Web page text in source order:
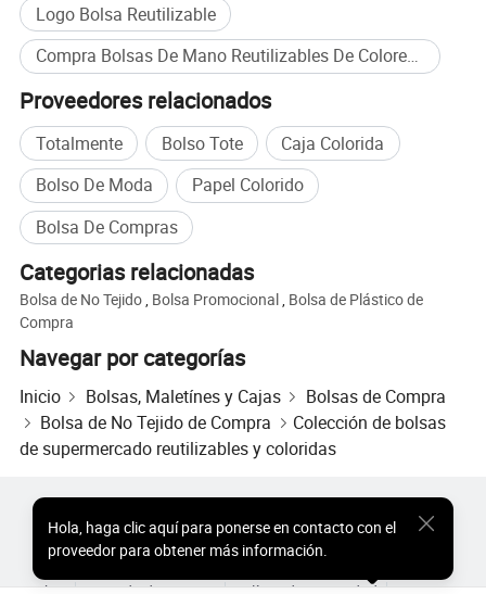
Logo Bolsa Reutilizable
Compra Bolsas De Mano Reutilizables De Colores al por mayor
Proveedores relacionados
Totalmente Bolso Tote
Caja Colorida
Bolso De Moda
Papel Colorido
Bolsa De Compras
Categorias relacionadas
Bolsa de No Tejido, Bolsa Promocional, Bolsa de Plástico de
Compra
Navegar por categorías
Inicio Bolsas, Maletínes y Cajas
Bolsas de Compra
Bolsa de No Tejido de Compra
Colección de bolsas
de supermercado reutilizables y coloridas
Hola, haga clic aquí para ponerse en contacto con el
proveedor para obtener más información.
Precio de Productos Populares
Productos Populares al por Mayor
Comprador de Estrella